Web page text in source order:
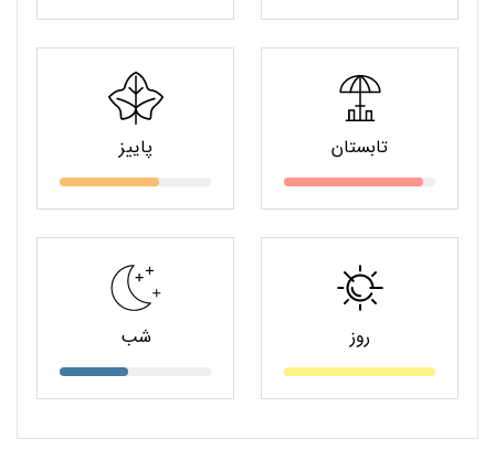
تابستان پاییز
روز شب